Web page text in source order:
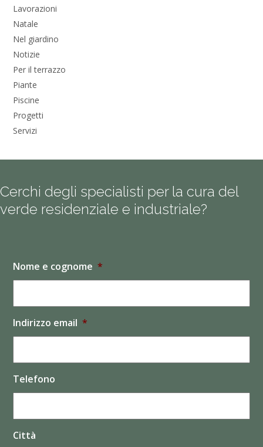
Lavorazioni
Natale
Nel giardino
Notizie
Per il terrazzo
Piante
Piscine
Progetti
Servizi
Cerchi degli specialisti per la cura del
verde residenziale e industriale?
Nome e cognome *
Indirizzo email *
Telefono
Città